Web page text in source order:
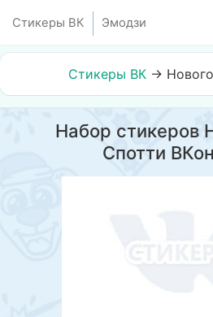
Стикеры ВК Эмодзи
Стикеры ВК→
Набор стикеров
Спотти